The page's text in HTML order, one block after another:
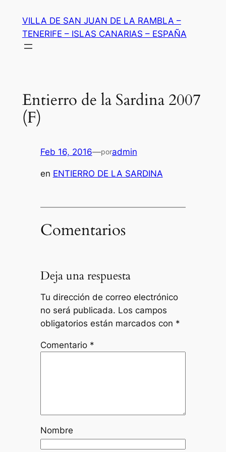
contenido
VILLA DE SAN JUAN DE LA RAMBLA –
TENERIFE – ISLAS CANARIAS – ESPAÑA
Entierro de la Sardina 2007
(F)
Feb 16, 2016—poradmin
en ENTIERRO DE LA SARDINA
Comentarios
Deja una respuesta
Tu dirección de correo electrónico
no será publicada. Los campos
obligatorios están marcados con *
Comentario *
Nombre